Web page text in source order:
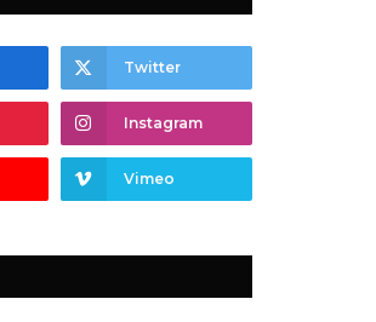
Twitter
Instagram
Vimeo